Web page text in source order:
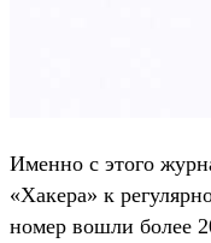
Именно с этого
«Хакера» к
номер вошли более